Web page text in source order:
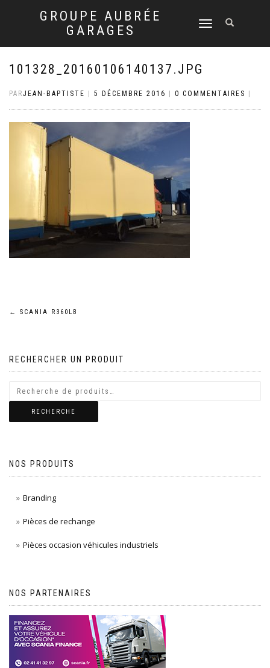
GROUPE AUBRÉE
GARAGES
DÉPLIER
NAVIGATION
101328_20160106140137.JPG
PARJEAN-BAPTISTE 5 DÉCEMBRE 2016 0 COMMENTAIRES
Navigation
l’article
← SCANIA R360LB
RECHERCHER UN PRODUIT
RECHERCHE
NOS PRODUITS
Branding
Pièces de rechange
Pièces occasion véhicules industriels
NOS PARTENAIRES